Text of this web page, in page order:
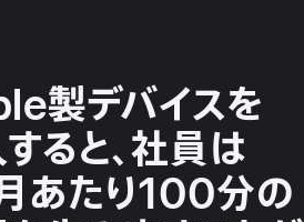
製デバイスを
ると、社員は
あたり100分の